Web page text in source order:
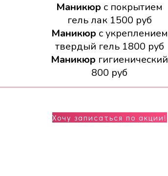
Маникюр с покрытием
гель лак 1500 руб
Маникюр с укреплением
твердый гель 1800 руб
Маникюр гигиенический
800 руб
Хочу записаться по акции!